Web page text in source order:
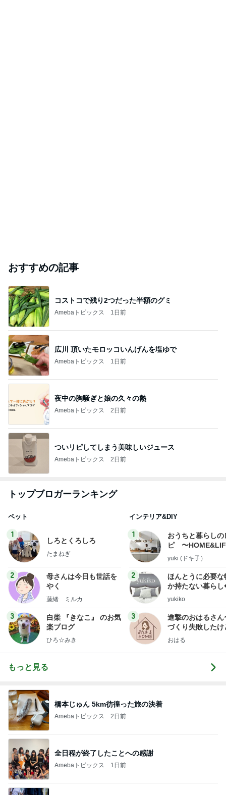
おすすめの記事
コストコで残り2つだった半額のグミ
Amebaトピックス 1日前
広川 頂いたモロッコいんげんを塩ゆで
Amebaトピックス 1日前
夜中の胸騒ぎと娘の久々の熱
Amebaトピックス 2日前
ついリピしてしまう美味しいジュース
Amebaトピックス 2日前
トップブロガーランキング
ペット
1
しろとくろしろ
たまねぎ
2
母さんは今日も世話を
やく
藤緒 ミルカ
3
白柴 『きなこ』 のお気
楽ブログ
ひろ☆みき
インテリア&DIY
1
おうちと暮らしの
ピ 〜
yuki (ドキ子）
2
ほんとうに必要な
か持たない暮ら
ep Life Simple◆
yukiko
3
進撃のおはるさん
づくり失敗したけ
は元気です〜
おはる
もっと見る
橋本じゅん 5km彷徨った旅の決着
Amebaトピックス 2日前
全日程が終了したことへの感謝
Amebaトピックス 1日前